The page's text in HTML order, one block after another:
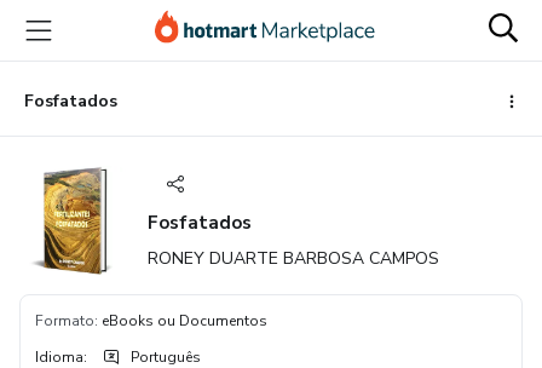
para
conteúdo
principal
para
pagamento
para
rodapé
Fosfatados
Fosfatados
RONEY DUARTE BARBOSA CAMPOS
Formato: eBooks ou Documentos
Idioma: Português